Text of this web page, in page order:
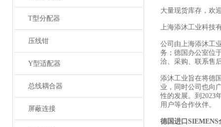
T型分配器
压线钳
Y型适配器
总线耦合器
屏蔽连接
大量现货库存，欢
上海添沐工业科技
公司由上海添沐工
务；德国办公室位
洽、采购、联系售
添沐工业旨在将德
业，同时公司也向
性的发展。到2023
用户等合作伙伴。
德国进口 SIEMENS